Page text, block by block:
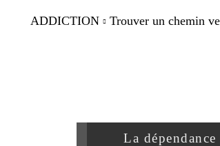
ADDICTION Trouver un chemin
La